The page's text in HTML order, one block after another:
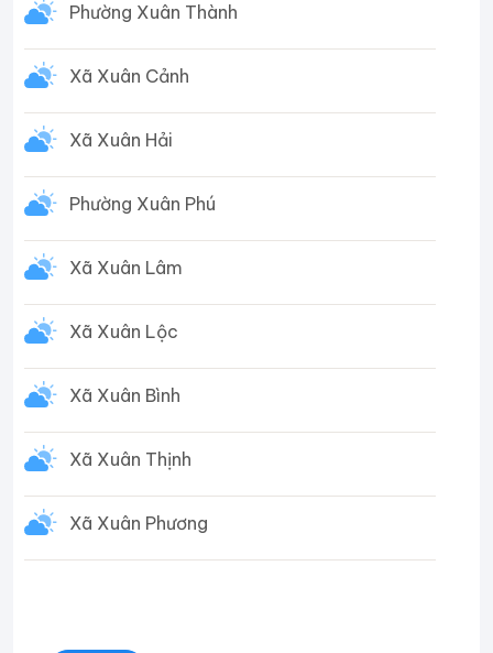
Phường Xuân Thành
Xã Xuân Cảnh
Xã Xuân Hải
Phường Xuân Phú
Xã Xuân Lâm
Xã Xuân Lộc
Xã Xuân Bình
Xã Xuân Thịnh
Xã Xuân Phương